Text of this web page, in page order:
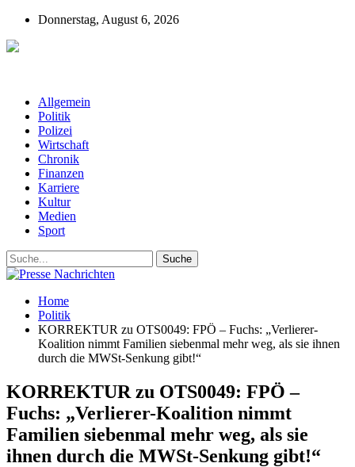
Donnerstag, August 6, 2026
Allgemein
Politik
Polizei
Wirtschaft
Chronik
Finanzen
Karriere
Kultur
Medien
Sport
Home
Politik
KORREKTUR zu OTS0049: FPÖ – Fuchs: „Verlierer-
Koalition nimmt Familien siebenmal mehr weg, als sie ihnen
durch die MWSt-Senkung gibt!“
KORREKTUR zu OTS0049: FPÖ –
Fuchs: „Verlierer-Koalition nimmt
Familien siebenmal mehr weg, als sie
ihnen durch die MWSt-Senkung gibt!“